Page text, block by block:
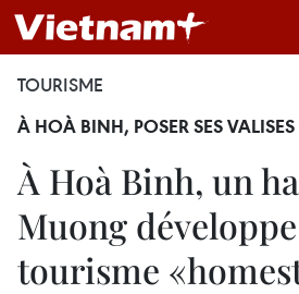
TOURISME
À HOÀ BINH, POSER SES
À Hoà Binh, un
Muong
tourisme